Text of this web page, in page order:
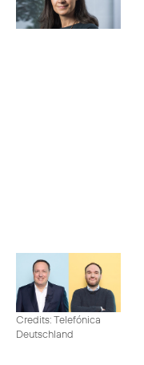
Credits: Telefónica
Deutschland